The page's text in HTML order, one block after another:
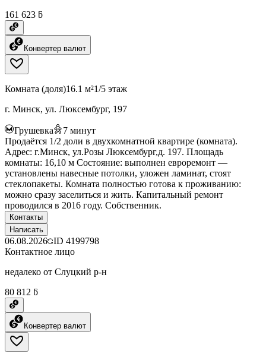
161 623 ƃ
Конвертер валют
Комната (доля)16.1 м²1/5 этаж
г. Минск, ул. Люксембург, 197
Грушевка 7 минут
Продаётся 1/2 доли в двухкомнатной квартире (комната).
Адрес: г.Минск, ул.Розы Люксембург,д. 197. Площадь
комнаты: 16,10 м Состояние: выполнен евроремонт —
установлены навесные потолки, уложен ламинат, стоят
стеклопакеты. Комната полностью готова к проживанию:
можно сразу заселиться и жить. Капитальный ремонт
проводился в 2016 году. Собственник.
Контакты
Написать
06.08.2026 ID 4199798
Контактное лицо
недалеко от Слуцкий р-н
80 812 ƃ
Конвертер валют